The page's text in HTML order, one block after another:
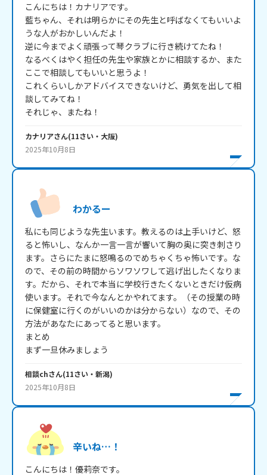
こんにちは！カナリアです。
藍ちゃん、それは明らかにその先生と呼ばなくてもいいよ
うな人がおかしいんだよ！
逆に今までよく頑張って琴クラブに行き続けてたね！
なるべくはやく担任の先生や家族とかに相談するか、また
ここで相談してもいいと思うよ！
これくらいしかアドバイスできないけど、勇気を出して相
談してみてね！
それじゃ、またね！
カナリアさん(11さい・ 大阪)
2025年10月8日
わかるー
私にも同じような先生います。教えるのは上手いけど、怒
ると怖いし、なんか一言一言が響いて胸の奥に突き刺さり
ます。さらにたまに怒鳴るのでめちゃくちゃ怖いです。な
ので、その前の時間からソワソワして逃げ出したくなりま
す。だから、それで本当に学校行きたくないときだけ仮病
使います。それで今なんとかやれてます。（その授業の時
に保健室に行くのがいいのかは分からない）なので、その
方法があなたにあってると思います。
まとめ
まず一旦休みましょう
相談chさん(11さい・ 新潟)
2025年10月8日
辛いね…！
こんにちは！優莉奈です。